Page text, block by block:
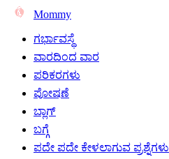
Mommy
ಗರ್ಭಾವಸ್ಥೆ
ವಾರದಿಂದ ವಾರ
ಪರಿಕರಗಳು
ಪೋಷಣೆ
ಬ್ಲಾಗ್
ಬಗ್ಗೆ
ಪದೇ ಪದೇ ಕೇಳಲಾಗುವ ಪ್ರಶ್ನೆಗಳು